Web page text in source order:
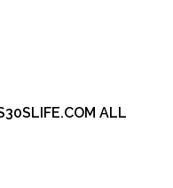
ALL